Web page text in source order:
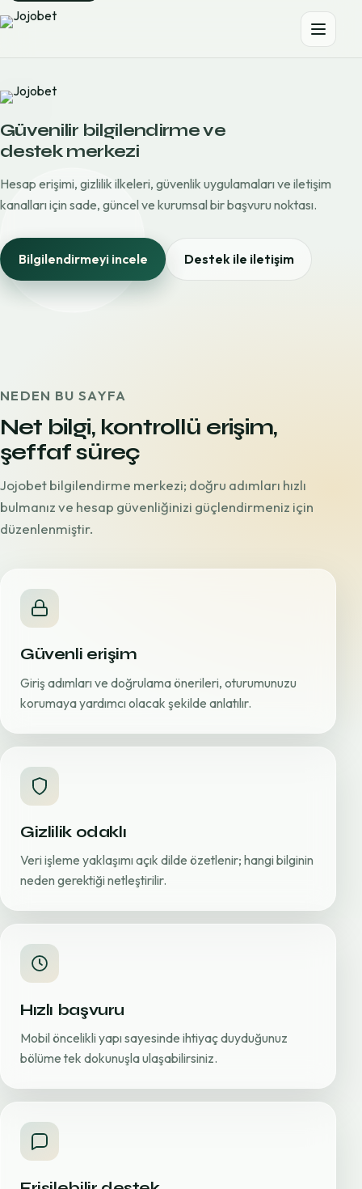
Güvenilir bilgilendirme ve
destek merkezi
Hesap erişimi, gizlilik ilkeleri, güvenlik uygulamaları ve iletişim
kanalları için sade, güncel ve kurumsal bir başvuru noktası.
Bilgilendirmeyi incele Destek ile iletişim
NEDEN BU SAYFA
Net bilgi, kontrollü erişim,
şeffaf süreç
Jojobet bilgilendirme merkezi; doğru adımları hızlı
bulmanız ve hesap güvenliğinizi güçlendirmeniz için
düzenlenmiştir.
Güvenli erişim
Giriş adımları ve doğrulama önerileri, oturumunuzu
korumaya yardımcı olacak şekilde anlatılır.
Gizlilik odaklı
Veri işleme yaklaşımı açık dilde özetlenir; hangi bilginin
neden gerektiği netleştirilir.
Hızlı başvuru
Mobil öncelikli yapı sayesinde ihtiyaç duyduğunuz
bölüme tek dokunuşla ulaşabilirsiniz.